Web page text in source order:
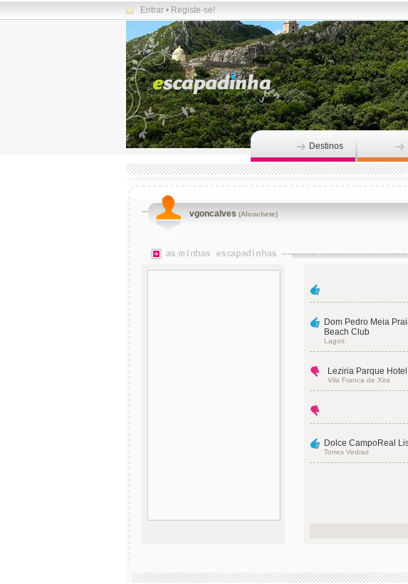
Entrar • Registe-se!
Destinos
vgoncalves (Alcochete)
Dom Pedro Meia
Beach Club
Lagos
Leziria Parque Hotel
Vila Franca de Xira
Dolce CampoReal
Torres Vedras